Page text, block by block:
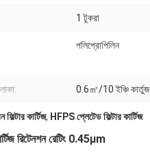
1 টুকরা
পলিপ্রোপিলিন
0.6㎡/10 ইঞ্চি কার্তুজ
কার্টিজ, HFPS প্লেটেড ফিল্টার কার্টিজ
রিটেনশন রেটিং 0.45μm